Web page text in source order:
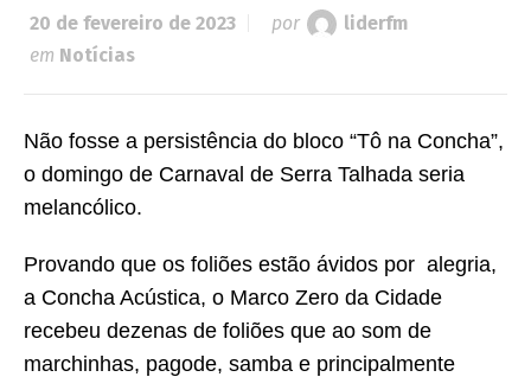
20 de fevereiro de 2023 por
liderfm
em Notícias
Não fosse a persistência do bloco “Tô na Concha”,
o domingo de Carnaval de Serra Talhada seria
melancólico.
Provando que os foliões estão ávidos por alegria,
a Concha Acústica, o Marco Zero da Cidade
recebeu dezenas de foliões que ao som de
marchinhas, pagode, samba e principalmente